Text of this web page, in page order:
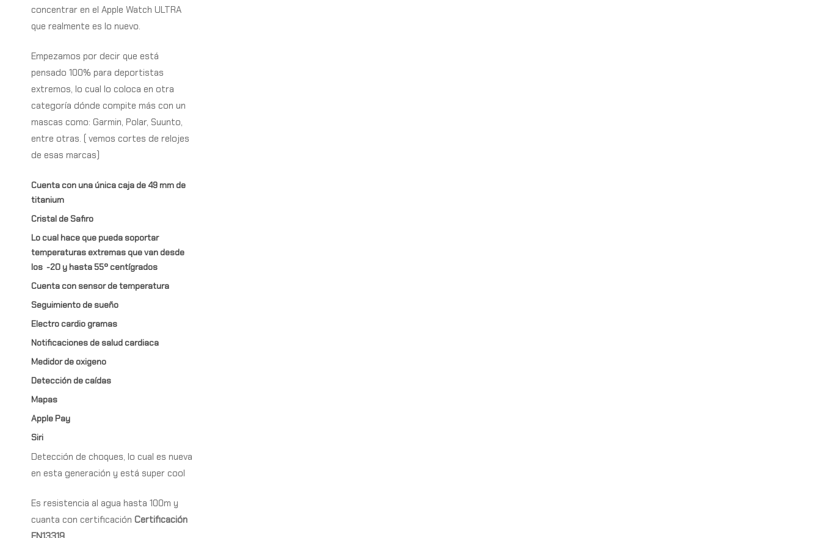
concentrar en el Apple Watch ULTRA
que realmente es lo nuevo.
Empezamos por decir que está
pensado 100% para deportistas
extremos, lo cual lo coloca en otra
categoría dónde compite más con un
mascas como: Garmin, Polar, Suunto,
entre otras. ( vemos cortes de relojes
de esas marcas)
Cuenta con una única caja de 49 mm de
titanium
Cristal de Safiro
Lo cual hace que pueda soportar
temperaturas extremas que van desde
los -20 y hasta 55º centígrados
Cuenta con sensor de temperatura
Seguimiento de sueño
Electro cardio gramas
Notificaciones de salud cardiaca
Medidor de oxigeno
Detección de caídas
Mapas
Apple Pay
Siri
Detección de choques, lo cual es nueva
en esta generación y está super cool
Es resistencia al agua hasta 100m y
cuanta con certificación Certificación